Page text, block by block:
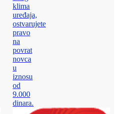
klima
uređaja,
ostvarujete
pravo
na
povrat
novca
u
iznosu
od
9.000
dinara.